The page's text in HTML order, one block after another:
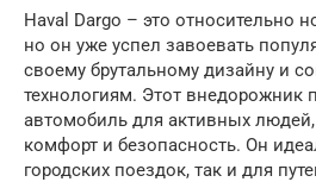
Haval Dargo – это относительно
но он уже успел завоевать
своему брутальному дизайну и
технологиям. Этот внедорожник
автомобиль для активных
комфорт и безопасность. Он
городских поездок, так и для